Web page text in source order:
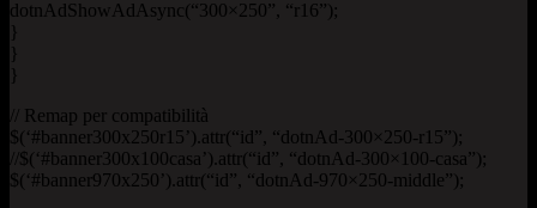
dotnAdShowAdAsync(“300×250”, “r16”);
}
}
}
// Remap per compatibilità
$(‘#banner300x250r15’).attr(“id”, “dotnAd-300×250-r15”);
//$(‘#banner300x100casa’).attr(“id”, “dotnAd-300×100-casa”);
$(‘#banner970x250’).attr(“id”, “dotnAd-970×250-middle”);